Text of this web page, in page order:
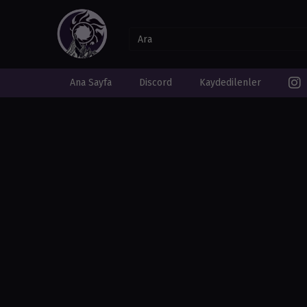
Ana Sayfa Discord Kaydedilenler